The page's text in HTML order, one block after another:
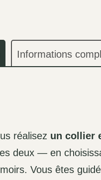
Informations
réalisez un collier
deux — en
Vous êtes